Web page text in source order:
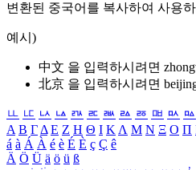
변환된 중국어를 복사하여 사용
예시)
中文 을 입력하시려면
北京 을 입력하시려면
ㅥ ㅦ ㅧ ㅨ ㅩ ㅪ ㅫ ㅬ ㅭ ㅮ ㅯ ㅰ
Α Β ΓΔ Ε Ζ Η Θ Ι ΚΛ Μ Ν Ξ Ο Π
á à Á À é è É È ç Ç ê
Ä Ö Ü ä ö ü ß